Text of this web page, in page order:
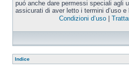
puó anche dare permessi speciali agli
assicurati di aver letto i termini d’uso e
Condizioni d’uso|
Indice